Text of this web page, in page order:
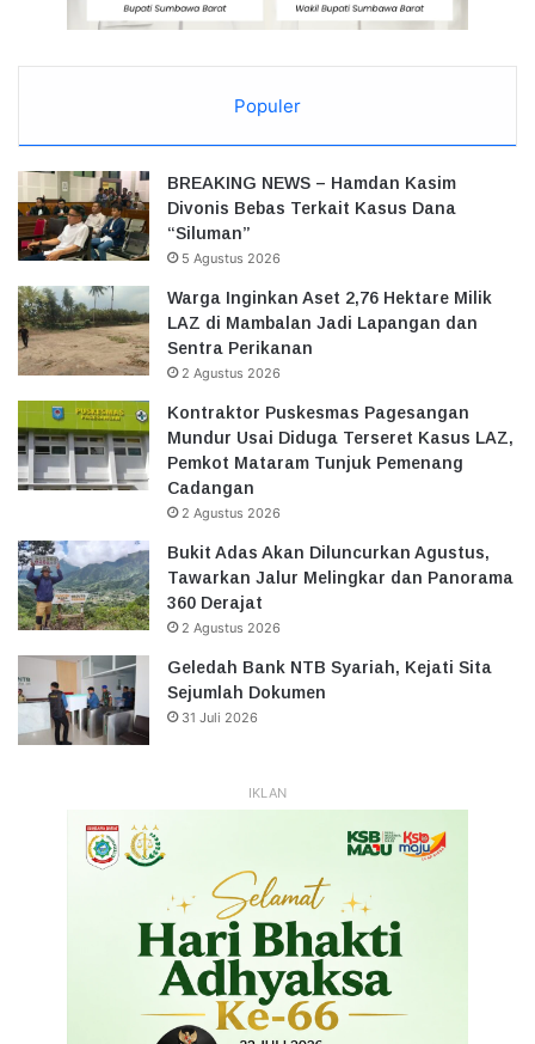
Populer
BREAKING NEWS – Hamdan Kasim
Divonis Bebas Terkait Kasus Dana
“Siluman”
5 Agustus 2026
Warga Inginkan Aset 2,76 Hektare Milik
LAZ di Mambalan Jadi Lapangan dan
Sentra Perikanan
2 Agustus 2026
Kontraktor Puskesmas Pagesangan
Mundur Usai Diduga Terseret Kasus LAZ,
Pemkot Mataram Tunjuk Pemenang
Cadangan
2 Agustus 2026
Bukit Adas Akan Diluncurkan Agustus,
Tawarkan Jalur Melingkar dan Panorama
360 Derajat
2 Agustus 2026
Geledah Bank NTB Syariah, Kejati Sita
Sejumlah Dokumen
31 Juli 2026
IKLAN